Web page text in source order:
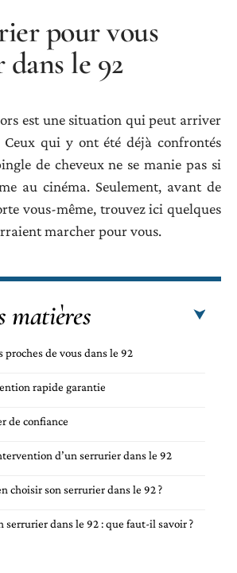
pour vous
le 92
est une situation qui peut arriver
qui y ont été déjà confrontés
de cheveux ne se manie pas si
au cinéma. Seulement, avant de
vous-même, trouvez ici quelques
marcher pour vous.
matières
proches de vous dans le 92
rapide garantie
de confiance
d’un serrurier dans le 92
choisir son serrurier dans le 92 ?
serrurier dans le 92 : que faut-il savoir ?